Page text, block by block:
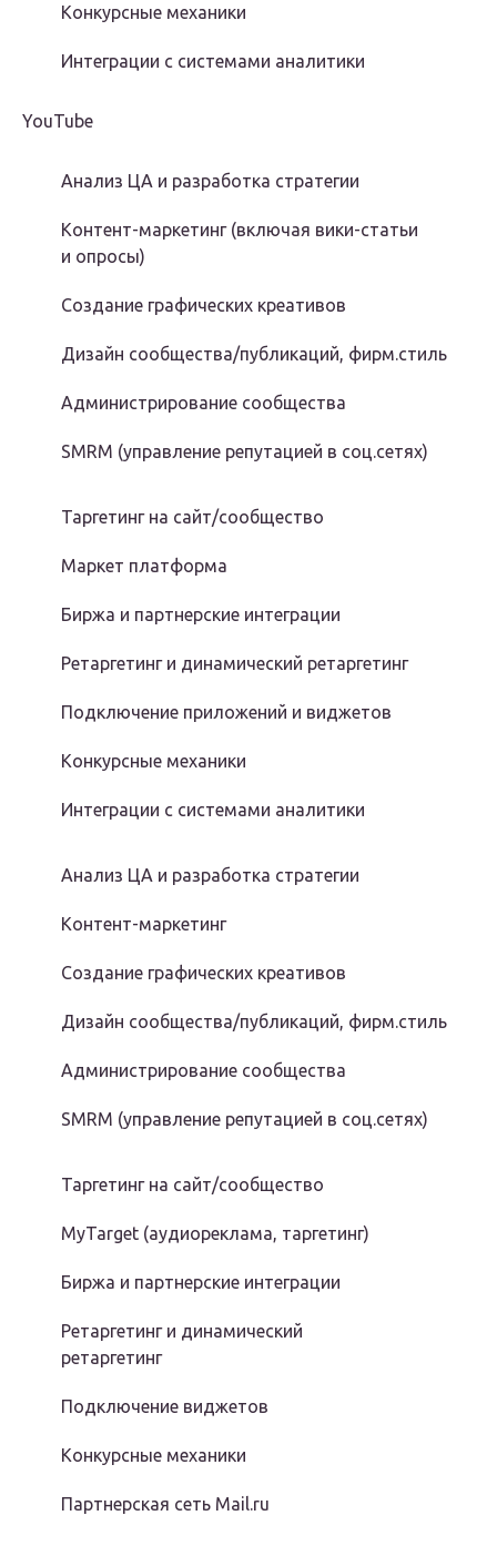
Конкурсные механики
Интеграции с системами аналитики
YouTube
Анализ ЦА и разработка стратегии
Контент-маркетинг (включая вики-статьи
и опросы)
Создание графических креативов
Дизайн сообщества/публикаций, фирм.стиль
Администрирование сообщества
SMRM (управление репутацией в соц.сетях)
Таргетинг на сайт/сообщество
Маркет платформа
Биржа и партнерские интеграции
Ретаргетинг и динамический ретаргетинг
Подключение приложений и виджетов
Конкурсные механики
Интеграции с системами аналитики
Анализ ЦА и разработка стратегии
Контент-маркетинг
Создание графических креативов
Дизайн сообщества/публикаций, фирм.стиль
Администрирование сообщества
SMRM (управление репутацией в соц.сетях)
Таргетинг на сайт/сообщество
MyTarget (аудиореклама, таргетинг)
Биржа и партнерские интеграции
Ретаргетинг и динамический
ретаргетинг
Подключение виджетов
Конкурсные механики
Партнерская сеть Mail.ru